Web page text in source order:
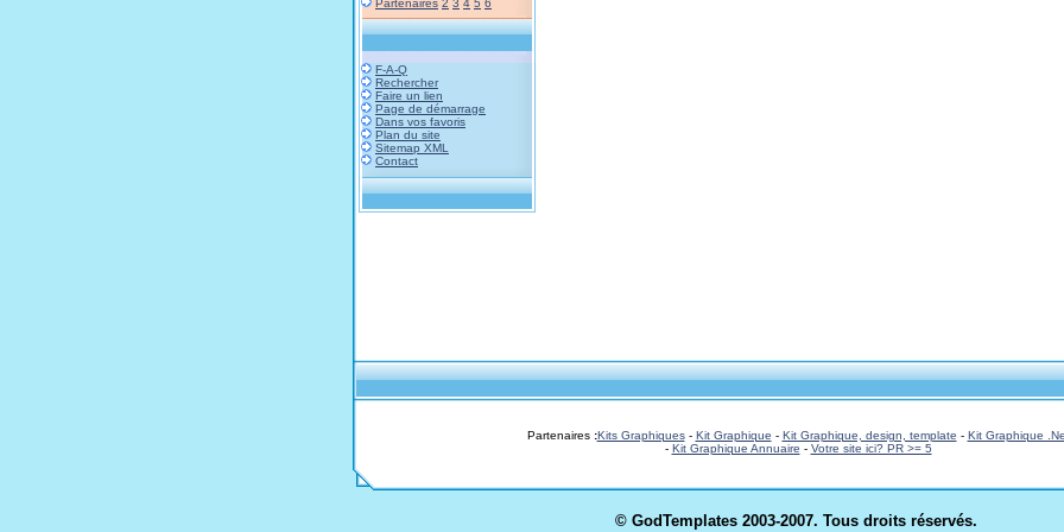
Partenaires 2 3 4 5 6
F-A-Q
Rechercher
Faire un lien
Page de démarrage
Dans vos favoris
Plan du site
Sitemap XML
Contact
Partenaires:Kits Graphiques- Kit Graphique - Kit Graphique, design, template - Kit Graphique
- Kit Graphique Annuaire - Votre site ici? PR >= 5
© GodTemplates 2003-2007. Tous droits réservés.